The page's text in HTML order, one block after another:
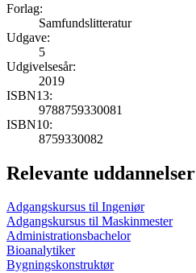
Forlag:
Samfundslitteratur
Udgave:
5
Udgivelsesår:
2019
ISBN13:
9788759330081
ISBN10:
8759330082
Relevante uddannelser
Adgangskursus til Ingeniør
Adgangskursus til Maskinmester
Administrationsbachelor
Bioanalytiker
Bygningskonstruktør